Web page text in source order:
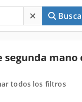
segunda mano
todos los filtros